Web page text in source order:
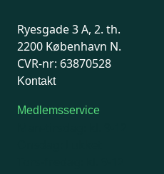
Ryesgade 3 A, 2. th.
2200 København N.
CVR-nr: 63870528
Kontakt
Medlemsservice